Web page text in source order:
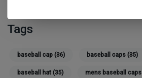
Tags
baseball cap (36) baseball caps (35)
baseball hat (35) mens baseball caps